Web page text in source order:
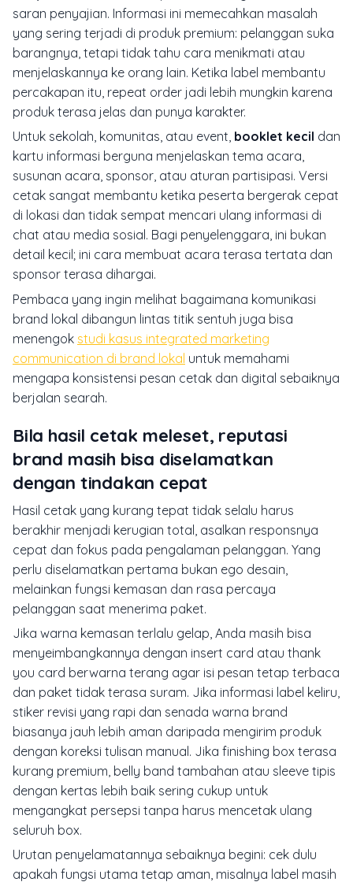
saran penyajian. Informasi ini memecahkan masalah
yang sering terjadi di produk premium: pelanggan suka
barangnya, tetapi tidak tahu cara menikmati atau
menjelaskannya ke orang lain. Ketika label membantu
percakapan itu, repeat order jadi lebih mungkin karena
produk terasa jelas dan punya karakter.
Untuk sekolah, komunitas, atau event, booklet kecil dan
kartu informasi berguna menjelaskan tema acara,
susunan acara, sponsor, atau aturan partisipasi. Versi
cetak sangat membantu ketika peserta bergerak cepat
di lokasi dan tidak sempat mencari ulang informasi di
chat atau media sosial. Bagi penyelenggara, ini bukan
detail kecil; ini cara membuat acara terasa tertata dan
sponsor terasa dihargai.
Pembaca yang ingin melihat bagaimana komunikasi
brand lokal dibangun lintas titik sentuh juga bisa
menengok studi kasus integrated marketing
communication di brand lokal untuk memahami
mengapa konsistensi pesan cetak dan digital sebaiknya
berjalan searah.
Bila hasil cetak meleset, reputasi
brand masih bisa diselamatkan
dengan tindakan cepat
Hasil cetak yang kurang tepat tidak selalu harus
berakhir menjadi kerugian total, asalkan responsnya
cepat dan fokus pada pengalaman pelanggan. Yang
perlu diselamatkan pertama bukan ego desain,
melainkan fungsi kemasan dan rasa percaya
pelanggan saat menerima paket.
Jika warna kemasan terlalu gelap, Anda masih bisa
menyeimbangkannya dengan insert card atau thank
you card berwarna terang agar isi pesan tetap terbaca
dan paket tidak terasa suram. Jika informasi label keliru,
stiker revisi yang rapi dan senada warna brand
biasanya jauh lebih aman daripada mengirim produk
dengan koreksi tulisan manual. Jika finishing box terasa
kurang premium, belly band tambahan atau sleeve tipis
dengan kertas lebih baik sering cukup untuk
mengangkat persepsi tanpa harus mencetak ulang
seluruh box.
Urutan penyelamatannya sebaiknya begini: cek dulu
apakah fungsi utama tetap aman, misalnya label masih